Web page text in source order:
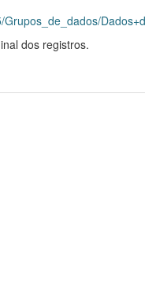
dos registros.